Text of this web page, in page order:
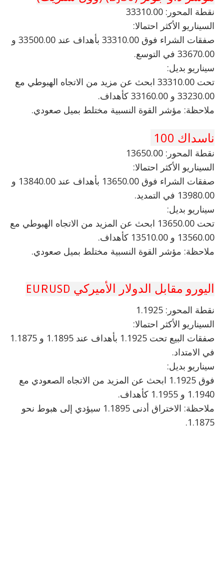
نقطة المحور: 33310.00
السيناريو الأكثر احتمالا:
صفقات الشراء فوق 33310.00 بأهداف عند 33500.00 و
33670.00 في التوسع.
سيناريو بديل:
تحت 33310.00 ابحث عن مزيد من الاتجاه الهبوطي مع
33230.00 و 33160.00 كأهداف.
ملاحظة: مؤشر القوة النسبية مختلط بميل صعودي.
ناسداك 100
نقطة المحور: 13650.00
السيناريو الأكثر احتمالا:
صفقات الشراء فوق 13650.00 بأهداف عند 13840.00 و
13980.00 في التمديد.
سيناريو بديل:
تحت 13650.00 ابحث عن المزيد من الاتجاه الهبوطي مع
13560.00 و 13510.00 كأهداف.
ملاحظة: مؤشر القوة النسبية مختلط بميل صعودي.
اليورو مقابل الدولار الأميركي EURUSD
نقطة المحور: 1.1925
السيناريو الأكثر احتمالا:
صفقات البيع تحت 1.1925 بأهداف عند 1.1895 و 1.1875
في الامتداد.
سيناريو بديل:
فوق 1.1925 ابحث عن المزيد من الاتجاه الصعودي مع
1.1940 و 1.1955 كأهداف.
ملاحظة: الاختراق أدنى 1.1895 سيؤدي إلى هبوط نحو
1.1875.